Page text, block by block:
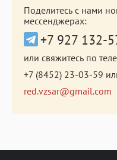
Поделитесь с нами
мессенджерах:
+7 927 132-
или свяжитесь по
+7 (8452) 23-03-59
red.vzsar@gmail.com